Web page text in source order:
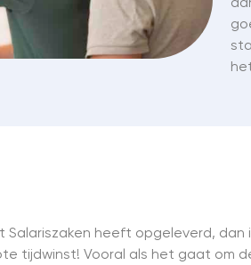
Salariszaken heeft opgeleverd, dan
tijdwinst! Vooral als het gaat om